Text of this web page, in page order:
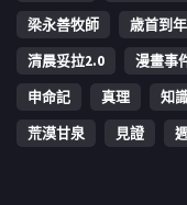
梁永善牧師
歳首到
清晨妥拉2.0
漫畫事
申命記
真理 知
荒漠甘泉
見證